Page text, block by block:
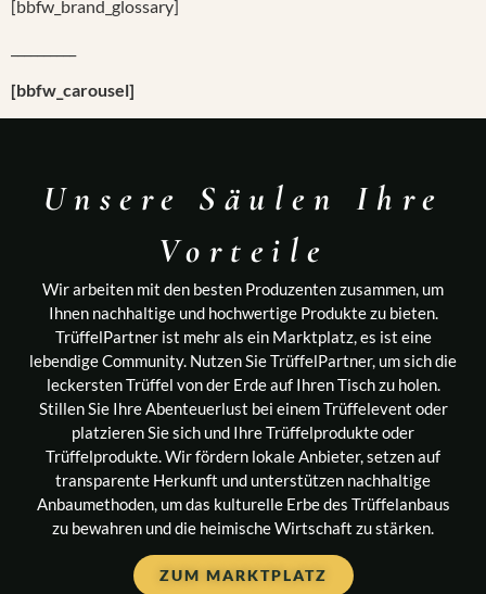
[bbfw_brand_glossary]
[bbfw_carousel]
Unsere Säulen Ihre
Vorteile​
Wir arbeiten mit den besten Produzenten zusammen, um
Ihnen nachhaltige und hochwertige Produkte zu bieten.
TrüffelPartner ist mehr als ein Marktplatz, es ist eine
lebendige Community. Nutzen Sie TrüffelPartner, um sich die
leckersten Trüffel von der Erde auf Ihren Tisch zu holen.
Stillen Sie Ihre Abenteuerlust bei einem Trüffelevent oder
platzieren Sie sich und Ihre Trüffelprodukte oder
Trüffelprodukte. Wir fördern lokale Anbieter, setzen auf
transparente Herkunft und unterstützen nachhaltige
Anbaumethoden, um das kulturelle Erbe des Trüffelanbaus
zu bewahren und die heimische Wirtschaft zu stärken.
ZUM MARKTPLATZ